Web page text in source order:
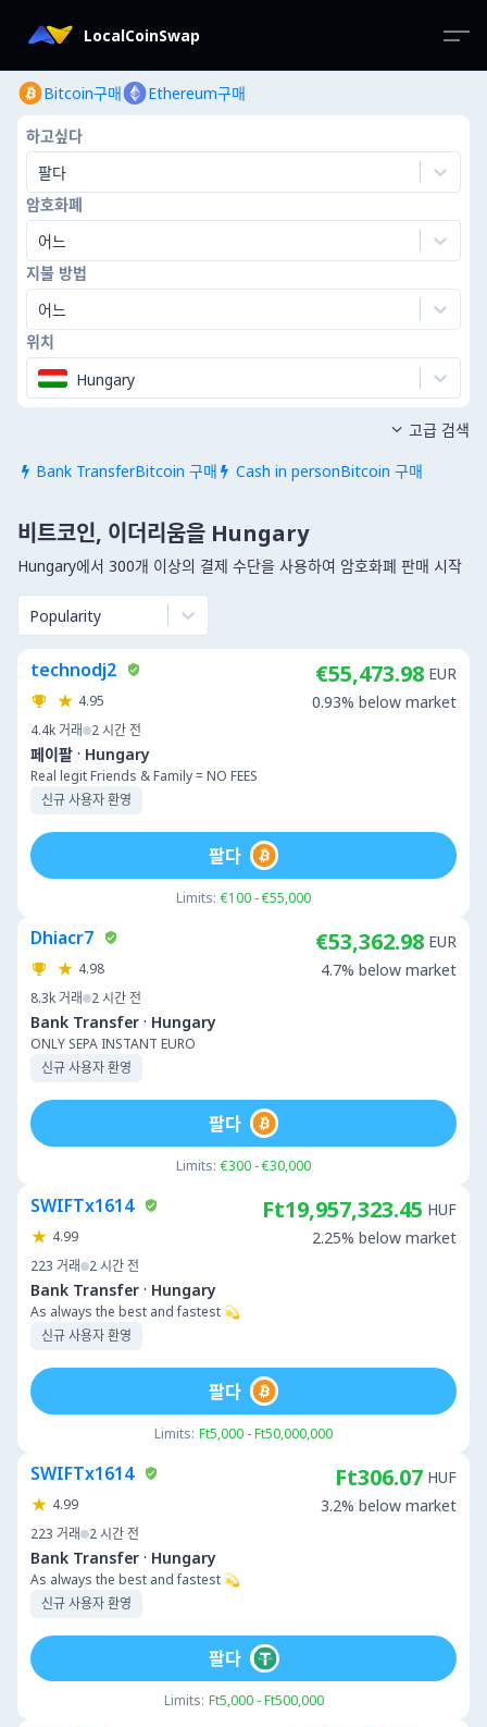
LocalCoinSwap
Bitcoin구매 Ethereum구매
하고싶다
팔다
암호화폐
어느
지불 방법
어느
위치
Hungary
 Bank TransferBitcoin 구매  Cash in personBitcoin 구매
 고급 검색
비트코인, 이더리움을 Hungary
Hungary에서 300개 이상의 결제 수단을 사용하여 암호화폐 판매 시작
Popularity
technodj2
4.95
4.4k 거래 2 시간 전
페이팔 · Hungary
Real legit Friends & Family = NO FEES
신규 사용자 환영
€55,473.98 EUR
0.93% below market
Limits: €100 - €55,000
팔다
Dhiacr7
4.98
8.3k 거래 2 시간 전
Bank Transfer · Hungary
ONLY SEPA INSTANT EURO
신규 사용자 환영
€53,362.98 EUR
4.7% below market
Limits: €300 - €30,000
팔다
SWIFTx1614
4.99
223 거래 2 시간 전
Bank Transfer · Hungary
As always the best and fastest 💫
신규 사용자 환영
Ft19,957,323.45 HUF
2.25% below market
Limits: Ft5,000 - Ft50,000,000
팔다
SWIFTx1614
4.99
223 거래 2 시간 전
Bank Transfer · Hungary
As always the best and fastest 💫
신규 사용자 환영
Ft306.07 HUF
3.2% below market
Limits: Ft5,000 - Ft500,000
팔다